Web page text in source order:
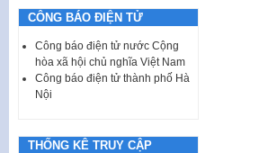
CÔNG BÁO ĐIỆN TỬ
Công báo điện tử nước Cộng
hòa xã hội chủ nghĩa Việt Nam
Công báo điện tử thành phố Hà
Nội
THỐNG KÊ TRUY CẬP